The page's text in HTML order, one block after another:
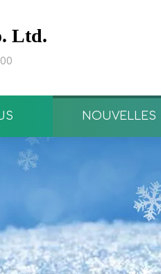
Ltd.
NOUVELLES